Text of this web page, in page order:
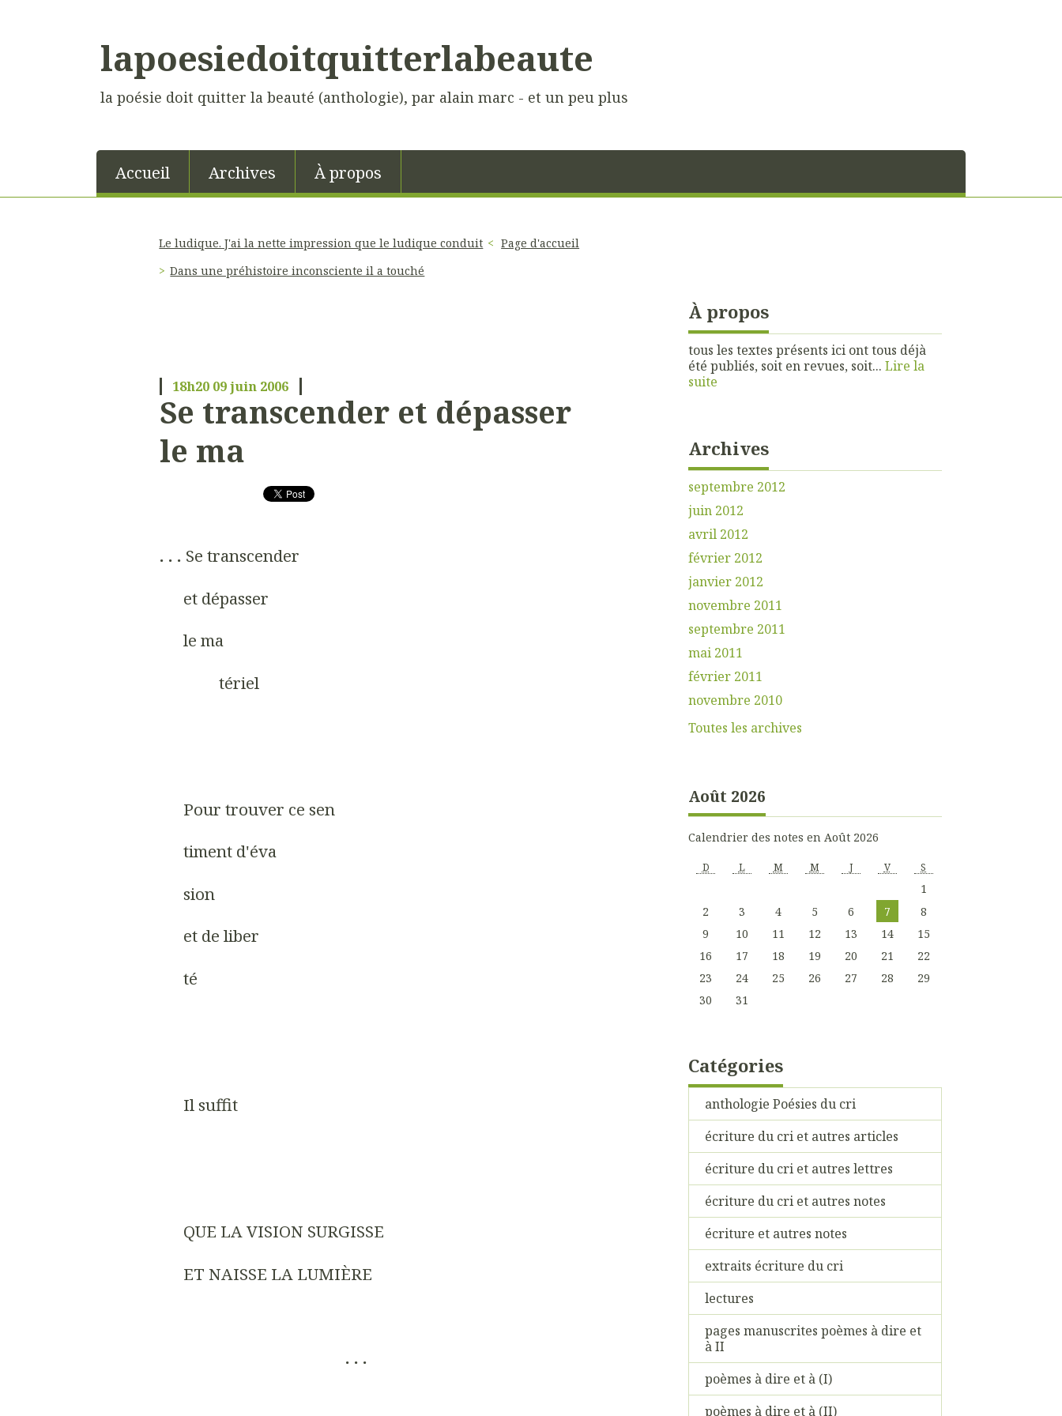
lapoesiedoitquitterlabeaute
la poésie doit quitter la beauté (anthologie), par alain marc - et un peu plus
Accueil Archives À propos
Le ludique. J'ai la nette impression que le ludique conduit
Page d'accueil
Dans une préhistoire inconsciente il a touché
18h20 09juin 2006
Se transcender et dépasser
le ma
. . . Se transcender
et dépasser
le ma
tériel
Pour trouver ce sen
timent d'éva
sion
et de liber
té
Il suffit
QUE LA VISION SURGISSE
ET NAISSE LA LUMIÈRE
. . .
À propos
tous les textes présents ici ont tous déjà
été publiés, soit en revues, soit... Lire la
suite
Archives
septembre 2012
juin 2012
avril 2012
février 2012
janvier 2012
novembre 2011
septembre 2011
mai 2011
février 2011
novembre 2010
Toutes les archives
Août 2026
Calendrier des notes en Août 2026
D L M M J V S
1
2
3 4 5 6 7
8
9
10 11 12 13 14
15
16
17 18 19 20 21
22
23
24 25 26 27 28
29
30
31
Catégories
anthologie Poésies du cri
écriture du cri et autres articles
écriture du cri et autres lettres
écriture du cri et autres notes
écriture et autres notes
extraits écriture du cri
lectures
pages manuscrites poèmes à dire et
à II
poèmes à dire et à (I)
poèmes à dire et à (II)